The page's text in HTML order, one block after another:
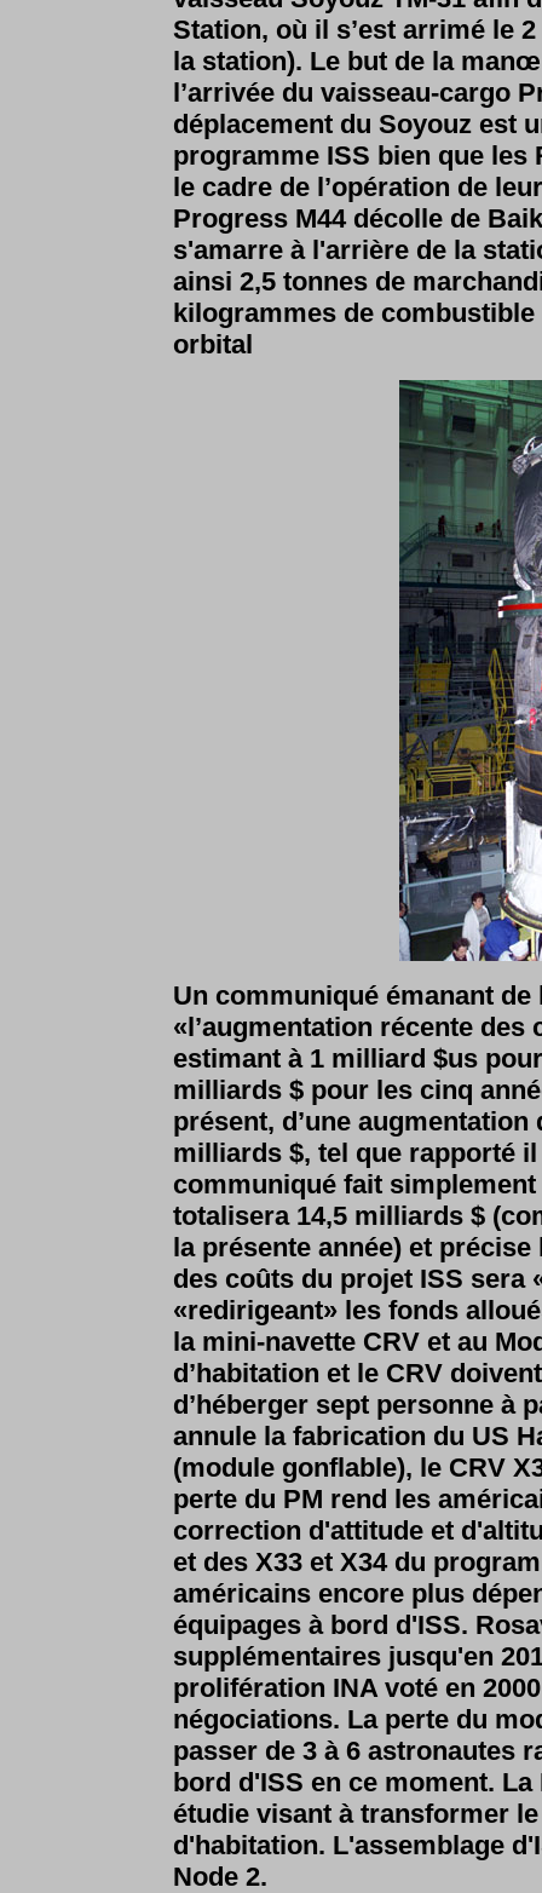
Station, où il s’est arrimé le
la station). Le but de la
l’arrivée du vaisseau-cargo
déplacement du Soyouz est
programme ISS bien que les
le cadre de l’opération de
Progress M44 décolle de
s'amarre à l'arrière de la
ainsi 2,5 tonnes de
kilogrammes de
orbital
Un communiqué émanant
«l’augmentation récente
estimant à 1 milliard $us
milliards $ pour les cinq
présent, d’une
milliards $, tel que rapporté
communiqué fait simplement
totalisera 14,5 milliards $
la présente année) et
des coûts du projet ISS sera
«redirigeant» les fonds
la mini-navette CRV et au
d’habitation et le CRV
d’héberger sept personne à
annule la fabrication du US
(module gonflable), le CRV
perte du PM rend les
correction d'attitude et
et des X33 et X34 du
américains encore plus
équipages à bord d'ISS.
supplémentaires jusqu'en
prolifération INA voté en
négociations. La perte du
passer de 3 à 6 astronautes
bord d'ISS en ce moment.
étudie visant à transformer
d'habitation. L'assemblage
Node 2.